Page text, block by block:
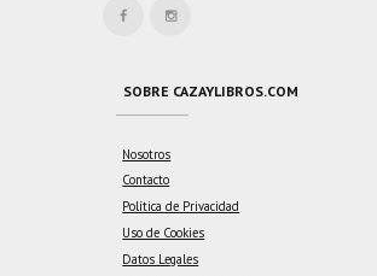
SOBRE CAZAYLIBROS.COM
Nosotros
Contacto
Política de Privacidad
Uso de Cookies
Datos Legales